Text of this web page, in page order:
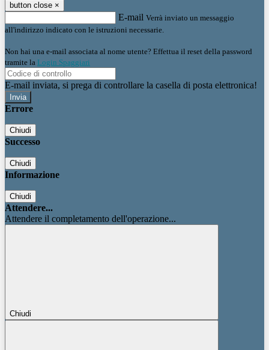
button close ×
E-mail Verrà inviato un messaggio
all'indirizzo indicato con le istruzioni necessarie.
Non hai una e-mail associata al nome utente? Effettua il reset della password
tramite la Login Spaggiari
E-mail inviata, si prega di controllare la casella di posta elettronica!
Errore
Chiudi
Successo
Chiudi
Informazione
Chiudi
Attendere...
Attendere il completamento dell'operazione...
Chiudi